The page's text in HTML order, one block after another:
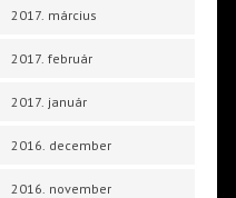
2017. március
2017. február
2017. január
2016. december
2016. november